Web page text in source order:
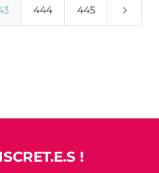
444 445 5
!